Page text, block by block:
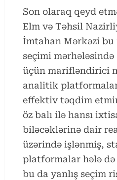
Son olaraq qeyd
Elm və Təhsil
İmtahan Mərkəzi
seçimi
üçün marifləndirici
analitik
effektiv təqdim
öz balı ilə hansı
biləcəklərinə dair
üzərində işlənmiş,
platformalar hələ
bu da yanlış seçim